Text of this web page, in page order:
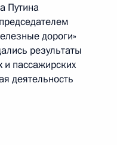
Путина
дороги»
результаты
пассажирских
деятельность